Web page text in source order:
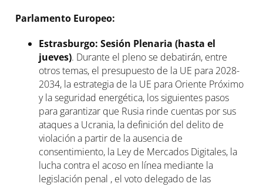
Parlamento Europeo:
Estrasburgo: Sesión Plenaria (hasta el
jueves). Durante el pleno se debatirán, entre
otros temas, el presupuesto de la UE para 2028-
2034, la estrategia de la UE para Oriente Próximo
y la seguridad energética, los siguientes pasos
para garantizar que Rusia rinde cuentas por sus
ataques a Ucrania, la definición del delito de
violación a partir de la ausencia de
consentimiento, la Ley de Mercados Digitales, la
lucha contra el acoso en línea mediante la
legislación penal , el voto delegado de las